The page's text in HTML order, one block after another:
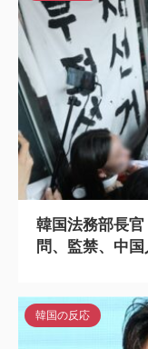
韓国法務部長
問、監禁、中
韓国の反応